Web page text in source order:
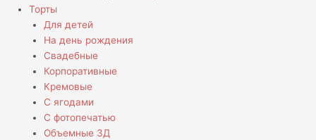
Торты
Для детей
На день рождения
Свадебные
Корпоративные
Кремовые
С ягодами
С фотопечатью
Объемные 3Д